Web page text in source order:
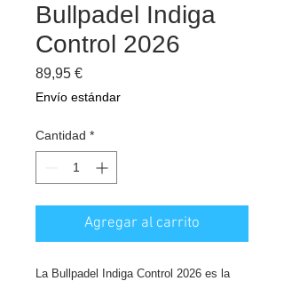
Bullpadel Indiga
Control 2026
89,95 €Precio
Envío estándar
Cantidad *
Agregar al carrito
La Bullpadel Indiga Control 2026 es la